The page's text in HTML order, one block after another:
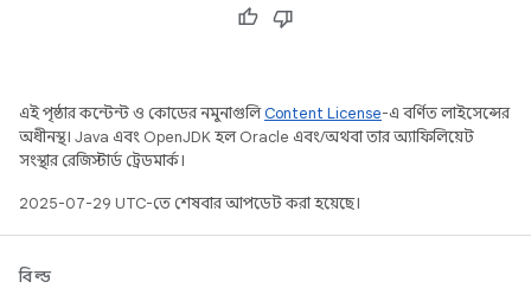
এই পৃষ্ঠার কন্টেন্ট ও কোডের নমুনাগুলিContent License-এ বর্ণিত লাইসেন্সের
অধীনস্থ। Java এবং OpenJDK হল Oracle এবং/অথবা তার অ্যাফিলিয়েট
সংস্থার রেজিস্টার্ড ট্রেডমার্ক।
2025-07-29 UTC-তে শেষবার আপডেট করা হয়েছে।
বিল্ড